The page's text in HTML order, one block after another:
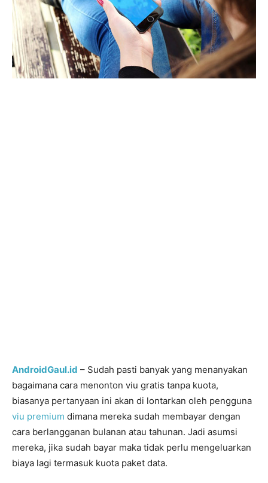
AndroidGaul.id – Sudah pasti banyak yang menanyakan
bagaimana cara menonton viu gratis tanpa kuota,
biasanya pertanyaan ini akan di lontarkan oleh pengguna
viu premium dimana mereka sudah membayar dengan
cara berlangganan bulanan atau tahunan. Jadi asumsi
mereka, jika sudah bayar maka tidak perlu mengeluarkan
biaya lagi termasuk kuota paket data.